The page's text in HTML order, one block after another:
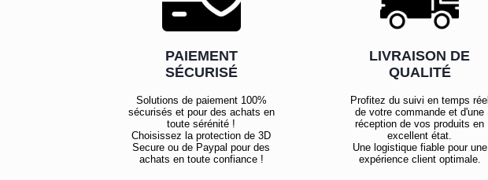
PAIEMENT
SÉCURISÉ
Solutions de paiement 100%
sécurisés et pour des achats en
toute sérénité !
Choisissez la protection de 3D
Secure ou de Paypal pour des
achats en toute confiance !
LIVRAISON DE
QUALITÉ
Profitez du suivi en temps réel
de votre commande et d'une
réception de vos produits en
excellent état.
Une logistique fiable pour une
expérience client optimale.